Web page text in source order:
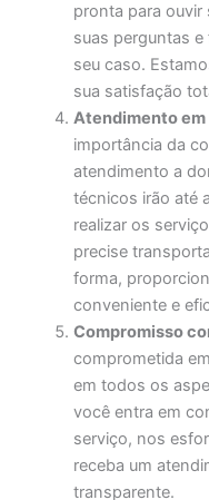
pronta para ouvir
suas perguntas
seu caso.
sua satisfação
Atendimento
importância da
atendimento a
técnicos irão até
realizar os
precise
forma,
conveniente e
Compromisso
comprometida
em todos os
você entra em
serviço, nos
receba um
transparente.